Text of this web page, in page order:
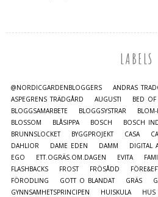
LABELS
@NORDICGARDENBLOGGERS
ANDRAS
ASPEGRENS TRÄDGÅRD
AUGUSTI BED OF
BLOGGSAMARBETE
BLOGGSYSTRAR BLOM-
BLOSSOM
BLÅSIPPA BOSCH BOSCH
BRUNNSLOCKET
BYGGPROJEKT CASA
DAHLIOR
DAME EDEN DAMM DIGITAL
EGO
ETT.OGRÄS.OM.DAGEN EVITA
FLASHBACKS
FROST FRÖSÅDD
FÖRODLING
GOTT O BLANDAT GRÄS
GYNNSAMHETSPRINCIPEN
HUISKULA HUS